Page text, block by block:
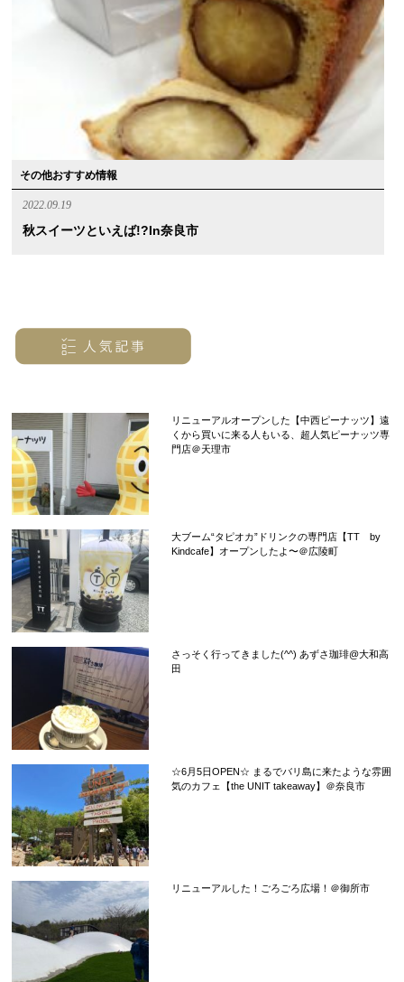
その他おすすめ情報
2022.09.19
秋スイーツといえば!?in奈良市
リニューアルオープンした【中西ピーナッツ】遠
くから買いに来る人もいる、超人気ピーナッツ専
門店＠天理市
大ブーム“タピオカ”ドリンクの専門店【TT by
Kindcafe】オープンしたよ〜＠広陵町
さっそく行ってきました(^^) あずさ珈琲@大和高
田
☆6月5日OPEN☆ まるでバリ島に来たような雰囲
気のカフェ【the UNIT takeaway】＠奈良市
リニューアルした！ごろごろ広場！＠御所市